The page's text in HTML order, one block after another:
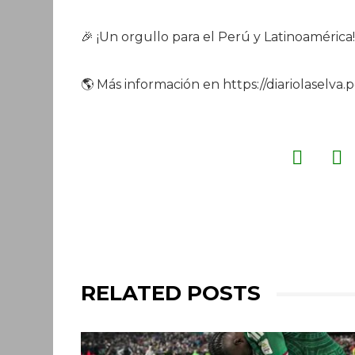
🎉 ¡Un orgullo para el Perú y Latinoamérica!
🌎 Más información en https://
RELATED POSTS